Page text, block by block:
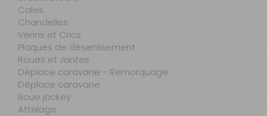
Cales
Chandelles
Vérins et Crics
Plaques de désenlisement
Roues et Jantes
Déplace caravane - Remorquage
Déplace caravane
Roue jockey
Attelage